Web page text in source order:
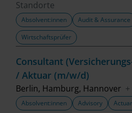
Geschäftsbereich
Top Trends
Standorte
Absolvent:innen Audit & Assurance
Wirtschaftsprüfer
Consultant
/ Aktuar (m/w/d)
Berlin, Hamburg, Hannover
Absolvent:innen Advisory